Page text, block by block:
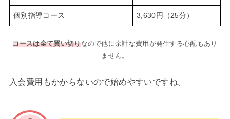
個別指導コース 3,630円（25分）
コースは全て買い切りなので他に余計な費用が発生する心配もあり
ません。
入会費用もかからないので始めやすいですね。